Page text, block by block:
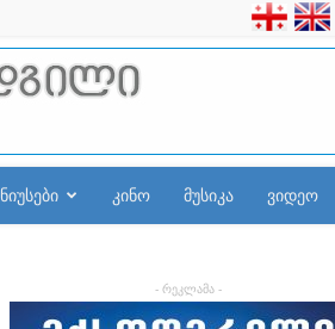
ნიუსები კინო მუსიკა ვიდეო
- რეკლამა -